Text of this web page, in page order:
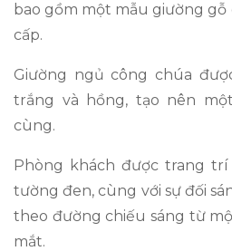
bao gồm một mẫu giường gỗ
cấp.
Giường ngủ công chúa
trắng và hồng, tạo nên
cùng.
Phòng khách được trang
tường đen, cùng với sự đối
theo đường chiếu sáng từ
mắt.